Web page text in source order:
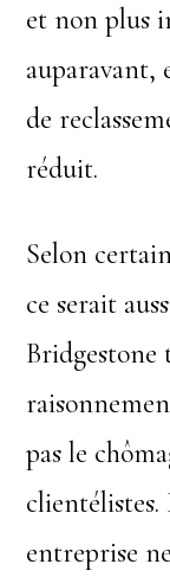
et non plus
auparavant,
de
réduit.
Selon
ce serait
Bridgestone
pas le
entreprise